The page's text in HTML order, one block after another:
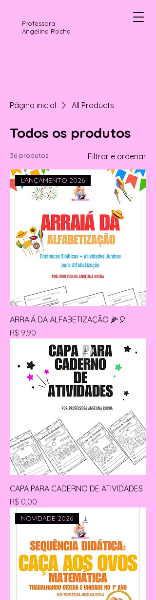
Professora
Angelina Rocha
Página inicial All Products
Todos os produtos
36 produtos Filtrar e ordenar
LANÇAMENTO 2026
ARRAIÁ DA ALFABETIZAÇÃO 🌽🎈
Preço
R$ 9,90
CAPA PARA CADERNO DE ATIVIDADES
Preço
R$ 0,00
NOVIDADE 2026